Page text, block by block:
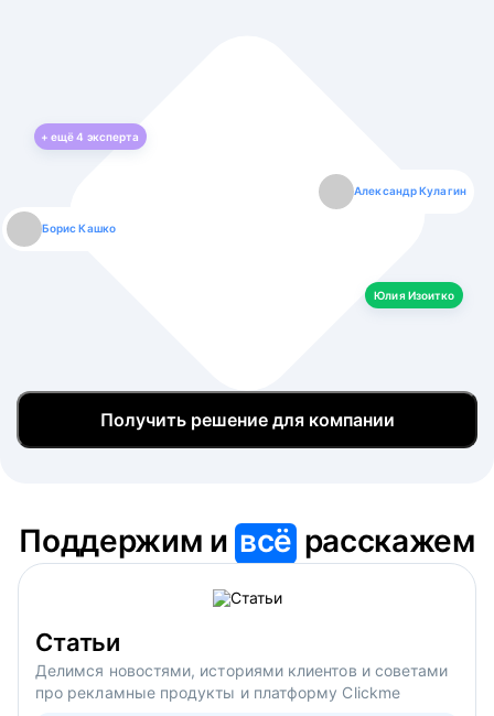
+ ещё4 эксперта
Борис Кашко
Александр Кулагин
Юлия Изоитко
Юлия Изоитко
Даниил Макаров
Александр Кулагин
Екатерина Лазаренко
Даниил Макаров
Борис Кашко
Екатерина Лазаренко
Юлия Изоитко
Получить решение для компании
Поддержим ивсё расскажем
Статьи
Делимся новостями, историями клиентов и советами
про рекламные продукты и платформу Clickme